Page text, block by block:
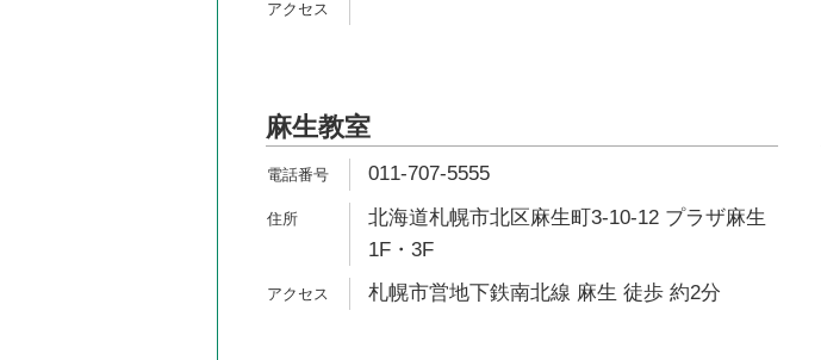
麻生教室
011-707-5555
北海道札幌市北区麻生町3-10-12 プラザ麻生
1F・3F
札幌市営地下鉄南北線 麻生 徒歩 約2分